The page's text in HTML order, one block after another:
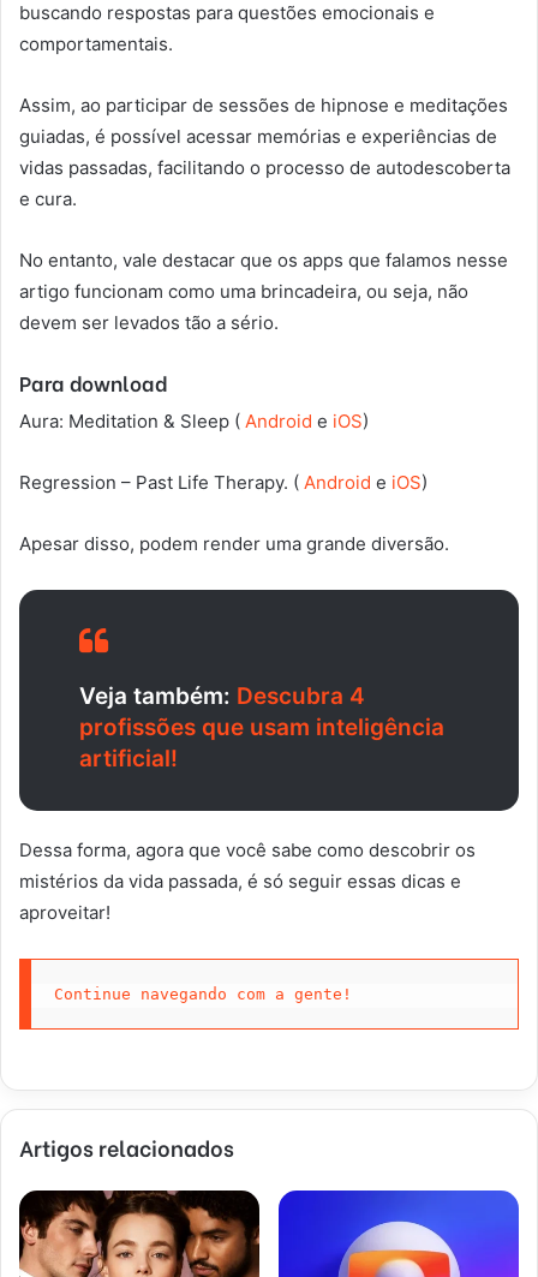
buscando respostas para questões emocionais e
comportamentais.
Assim, ao participar de sessões de hipnose e meditações
guiadas, é possível acessar memórias e experiências de
vidas passadas, facilitando o processo de autodescoberta
e cura.
No entanto, vale destacar que os apps que falamos nesse
artigo funcionam como uma brincadeira, ou seja, não
devem ser levados tão a sério.
Para download
Aura: Meditation & Sleep ( Android e iOS)
Regression – Past Life Therapy. ( Android e iOS)
Apesar disso, podem render uma grande diversão.
Veja também: Descubra 4
profissões que usam inteligência
artificial!
Dessa forma, agora que você sabe como descobrir os
mistérios da vida passada, é só seguir essas dicas e
aproveitar!
Continue navegando com a gente!
Artigos relacionados